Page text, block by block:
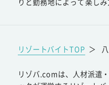
リゾートバイトTOP ＞
リゾバ.comは、人材派遣